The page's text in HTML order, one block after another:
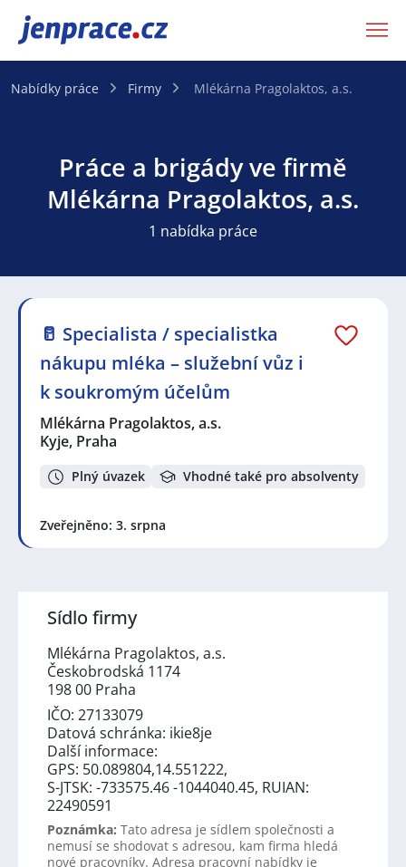
JenPráce.cz
Nabídky práce Firmy Mlékárna Pragolaktos, a.s.
Práce a brigády ve firmě
Mlékárna Pragolaktos, a.s.
1 nabídka práce
🥛 Specialista / specialistka
nákupu mléka – služební vůz i
k soukromým účelům
Mlékárna Pragolaktos, a.s.
Kyje, Praha
Plný úvazek Vhodné také pro absolventy
Zveřejněno: 3. srpna
Sídlo firmy
Mlékárna Pragolaktos, a.s.
Českobrodská 1174
198 00 Praha
IČO: 27133079
Datová schránka: ikie8je
Další informace:
GPS: 50.089804,14.551222,
S-JTSK: -733575.46 -1044040.45, RUIAN:
22490591
Poznámka: Tato adresa je sídlem společnosti a
nemusí se shodovat s adresou, kam firma hledá
nové pracovníky. Adresa pracovní nabídky je